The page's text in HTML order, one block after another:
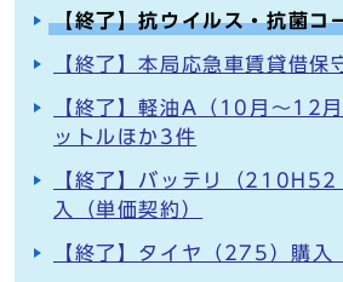
【終了】抗ウイルス・抗菌コ
【終了】本局応急車賃貸借保
【終了】軽油A（10月～12
ットルほか3件
【終了】バッテリ（
入（単価契約）
【終了】タイヤ（275）購入